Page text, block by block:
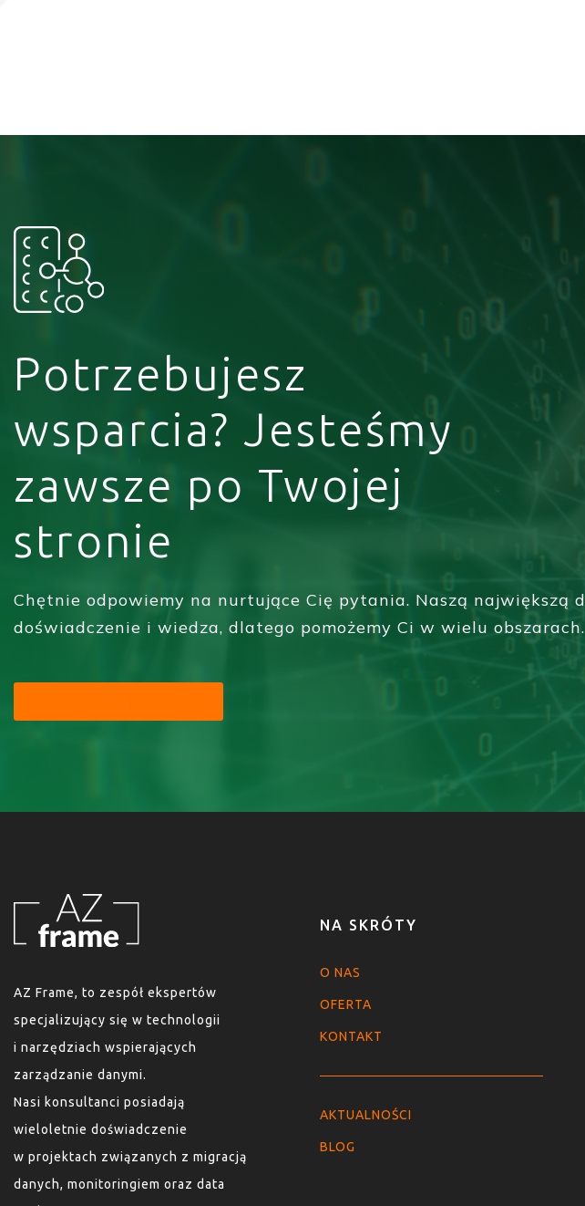
Potrzebujesz
wsparcia? Jesteśmy
zawsze po Twojej
stronie
Chętnie odpowiemy na nurtujące Cię pytania. Naszą największą
doświadczenie i wiedza, dlatego pomożemy Ci w wielu obszarach.
AZ Frame, to zespół ekspertów
specjalizujący się w technologii
i narzędziach wspierających
zarządzanie danymi.
Nasi konsultanci posiadają
wieloletnie doświadczenie
w projektach związanych z migracją
danych, monitoringiem oraz data
NA SKRÓTY
O NAS
OFERTA
KONTAKT
AKTUALNOŚCI
BLOG